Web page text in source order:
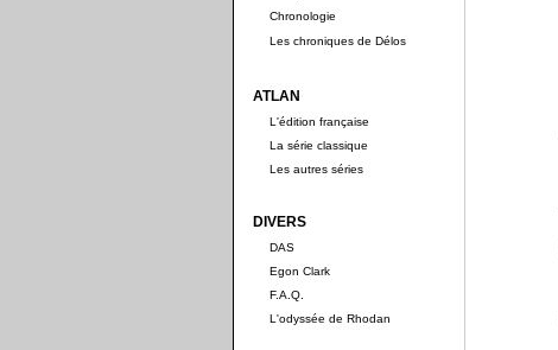
Chronologie
Les chroniques de Délos
ATLAN
L'édition française
La série classique
Les autres séries
DIVERS
DAS
Egon Clark
F.A.Q.
L'odyssée de Rhodan